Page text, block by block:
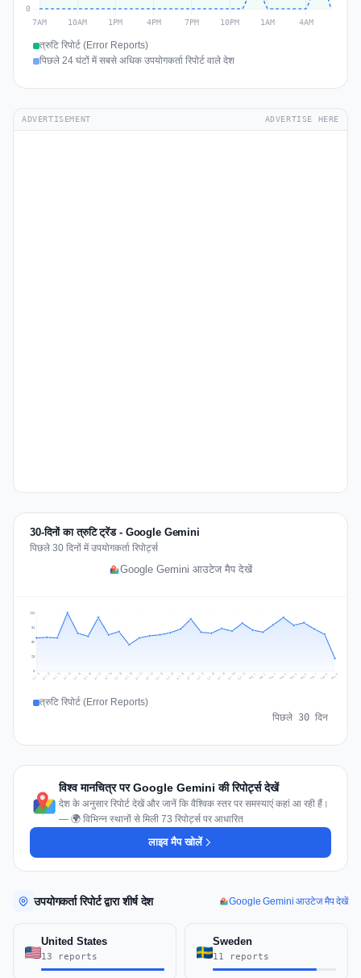
त्रुटि रिपोर्ट (Error Reports)
पिछले 24 घंटों में सबसे अधिक उपयोगकर्ता रिपोर्ट वाले देश
ADVERTISEMENT ADVERTISE HERE
30-दिनों का त्रुटि ट्रेंड - Google Gemini
पिछले 30 दिनों में उपयोगकर्ता रिपोर्ट्स
Google Gemini आउटेज मैप देखें
28
56
84
112
Jul 11 Jul 12 Jul 13 Jul 14 Jul 15 Jul 16 Jul 17 Jul 18 Jul 19 Jul 20 Jul 21 Jul 22 Jul 23 Jul 24 Jul 25 Jul 26 Jul 27 Jul 28 Jul 29 Jul 30 Jul 31 Aug 1 Aug 2 Aug 3 Aug 4 Aug 5 Aug 6 Aug 7 Aug 8 Aug 9
त्रुटि रिपोर्ट (Error Reports)
पिछले 30 दिन
विश्व मानचित्र पर Google Gemini की रिपोर्ट्स देखें
देश के अनुसार रिपोर्ट देखें और जानें कि वैश्विक स्तर पर समस्याएं कहां आ रही हैं।
— 🌍 विभिन्न स्थानों से मिली 73 रिपोर्ट्स पर आधारित
लाइव मैप खोलें
उपयोगकर्ता रिपोर्ट द्वारा शीर्ष देश Google Gemini आउटेज मैप देखें
United States
13 reports
Sweden
11 reports